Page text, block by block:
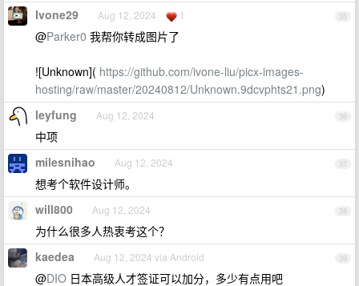
35
Ivone29 Aug 12, 2024 1
@Parker0 我帮你转成图片了
![Unknown]( https://github.com/ivone-liu/picx-images-
hosting/raw/master/20240812/Unknown.9dcvphts21.png)
36
leyfung Aug 12, 2024
中项
37
milesnihao Aug 12, 2024
想考个软件设计师。
38
will800 Aug 12, 2024
为什么很多人热衷考这个？
39
kaedea Aug 12, 2024 via Android
@DIO 日本高级人才签证可以加分，多少有点用吧